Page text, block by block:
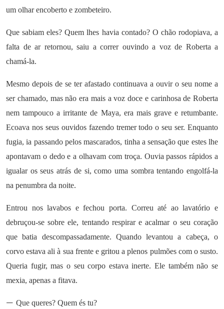
um olhar encoberto e zombeteiro.
Que sabiam eles? Quem lhes havia contado? O chão rodopiava, a
falta de ar retornou, saiu a correr ouvindo a voz de Roberta a
chamá-la.
Mesmo depois de se ter afastado continuava a ouvir o seu nome a
ser chamado, mas não era mais a voz doce e carinhosa de Roberta
nem tampouco a irritante de Maya, era mais grave e retumbante.
Ecoava nos seus ouvidos fazendo tremer todo o seu ser. Enquanto
fugia, ia passando pelos mascarados, tinha a sensação que estes lhe
apontavam o dedo e a olhavam com troça. Ouvia passos rápidos a
igualar os seus atrás de si, como uma sombra tentando engolfá-la
na penumbra da noite.
Entrou nos lavabos e fechou porta. Correu até ao lavatório e
debruçou-se sobre ele, tentando respirar e acalmar o seu coração
que batia descompassadamente. Quando levantou a cabeça, o
corvo estava ali à sua frente e gritou a plenos pulmões com o susto.
Queria fugir, mas o seu corpo estava inerte. Ele também não se
mexia, apenas a fitava.
— Que queres? Quem és tu?